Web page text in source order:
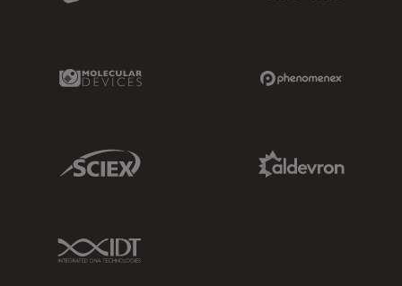
Molecular Devices Link
Sciex Link
IDT Link